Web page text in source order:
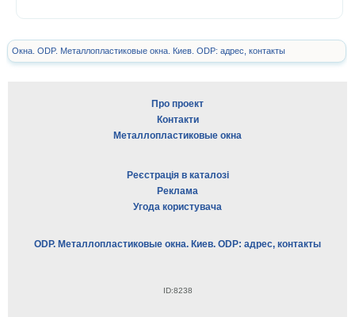
Окна. ODP. Металлопластиковые окна. Киев. ODP: адрес, контакты
Про проект
Контакти
Металлопластиковые окна
Реєстрація в каталозі
Реклама
Угода користувача
ODP. Металлопластиковые окна. Киев. ODP: адрес, контакты
ID:8238